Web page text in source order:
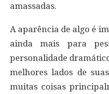
amassadas.
A aparência de algo é
ainda mais para
personalidade
melhores lados de
muitas coisas